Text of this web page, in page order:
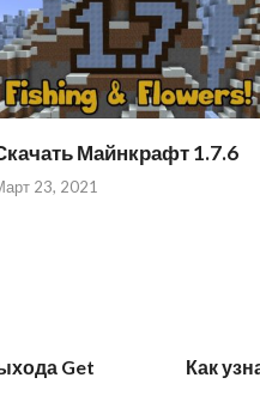
Майнкрафт 1.7.6
23, 2021
Get
Как